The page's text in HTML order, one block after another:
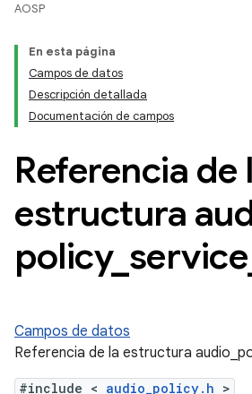
AOSP
En esta página
Campos de datos
Descripción detallada
Documentación de campos
Referencia de
estructura
policy_ service
Campos de datos
Referencia de la estructura
#include < audio_policy.h >